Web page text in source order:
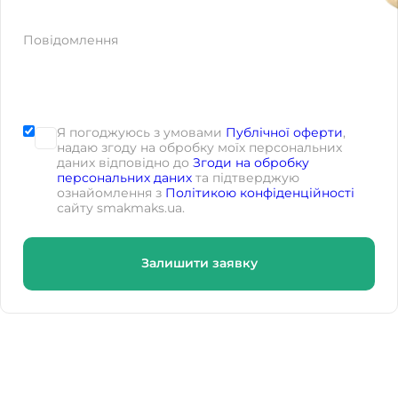
Повідомлення
Я погоджуюсь з умовами Публічної оферти,
надаю згоду на обробку моїх персональних
даних відповідно до Згоди на обробку
персональних даних та підтверджую
ознайомлення з Політикою конфіденційності
сайту smakmaks.ua.
Залишити заявку